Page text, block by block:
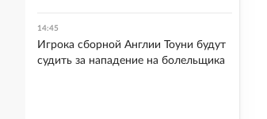
14:45
Игрока сборной Англии Тоуни будут
судить за нападение на болельщика